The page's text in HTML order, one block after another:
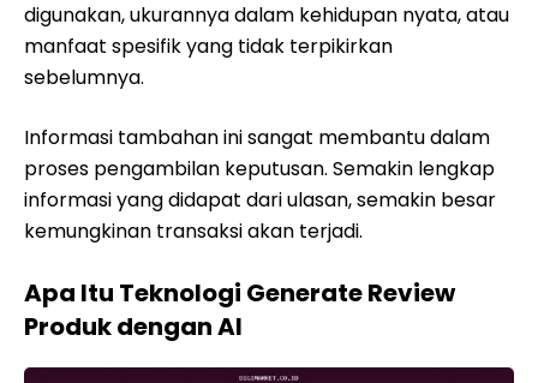
digunakan, ukurannya dalam kehidupan nyata, atau
manfaat spesifik yang tidak terpikirkan
sebelumnya.
Informasi tambahan ini sangat membantu dalam
proses pengambilan keputusan. Semakin lengkap
informasi yang didapat dari ulasan, semakin besar
kemungkinan transaksi akan terjadi.
Apa Itu Teknologi Generate Review
Produk dengan AI